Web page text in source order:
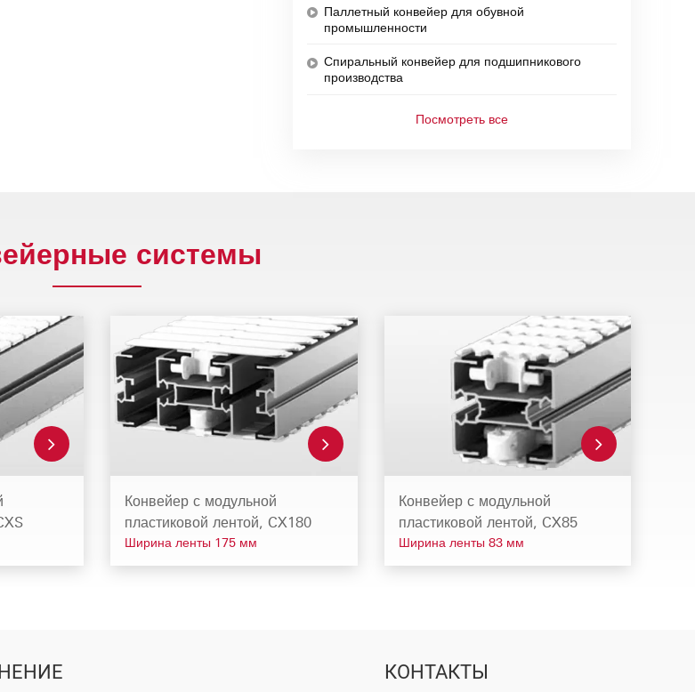
Паллетный конвейер для обувной
промышленности
Спиральный конвейер для подшипникового
производства
Посмотреть все
системы
Конвейер с модульной
пластиковой лентой, CX180
Ширина ленты 175 мм
Конвейер с модульной
пластиковой лентой, CX85
Ширина ленты 83 мм
КОНТАКТЫ